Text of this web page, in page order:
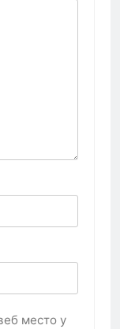
место у